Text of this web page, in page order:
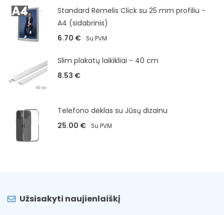
Standard Rėmelis Click su 25 mm profiliu -
A4 (sidabrinis)
6.70 € Su PVM
Slim plakatų laikikliai - 40 cm
8.53 €
Telefono dėklas su Jūsų dizainu
25.00 € Su PVM
Užsisakyti naujienlaiškį